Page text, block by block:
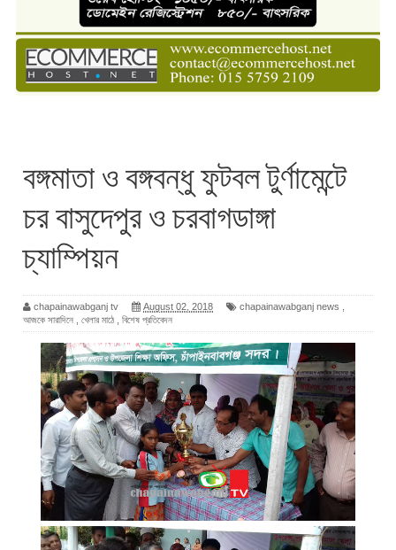
বঙ্গমাতা ও বঙ্গবন্ধু ফুটবল টুর্ণামেন্টে
চর বাসুদেপুর ও চরবাগডাঙ্গা
চ্যাম্পিয়ন
chapainawabganj tv August 02, 2018 chapainawabganj news
আজকে সারাদিনে
খেলার মাঠে, বিশেষ প্রতিবেদন